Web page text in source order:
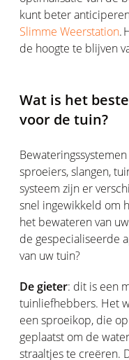
kunt beter
Slimme Weerstation.
de hoogte te blijven
Wat is het
voor de tuin?
sproeiers, slangen,
systeem zijn er
snel ingewikkeld om
het bewateren van
de gespecialiseerde
van uw tuin?
De gieter: dit is een
tuinliefhebbers. Het
een sproeikop, die
geplaatst om de
straaltjes te creëren.